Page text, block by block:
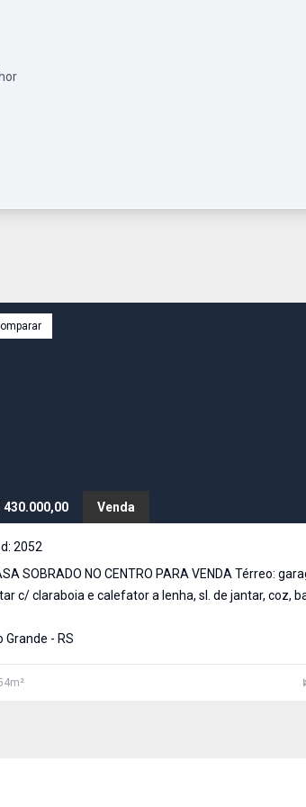
430.000,00 Venda
2052
SOBRADO NO CENTRO PARA VENDA Térreo:
c/ claraboia e calefator a lenha, sl. de jantar, coz,
1 suíte) e 1 banheiro c/ banheira de
Grande - RS
m²